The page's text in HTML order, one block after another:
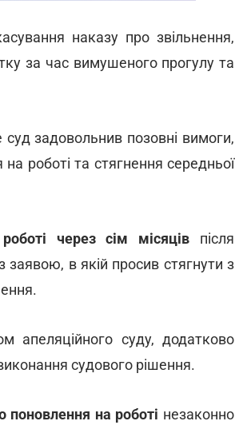
наказу про звільнення,
за час вимушеного прогулу та
задовольнив позовні вимоги,
роботі та стягнення середньої
через сім місяців після
заявою, в якій просив стягнути з
апеляційного суду, додатково
судового рішення.
поновлення на роботі незаконно